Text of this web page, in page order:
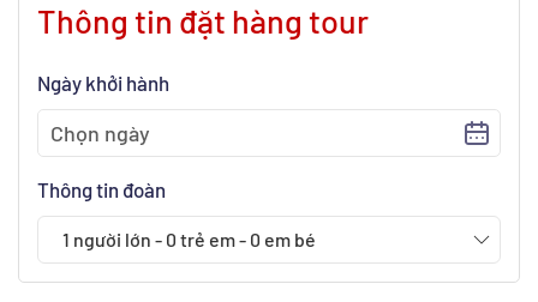
Thông tin đặt hàng tour
Ngày khởi hành
Thông tin đoàn
1 người lớn - 0 trẻ em- 0 em bé